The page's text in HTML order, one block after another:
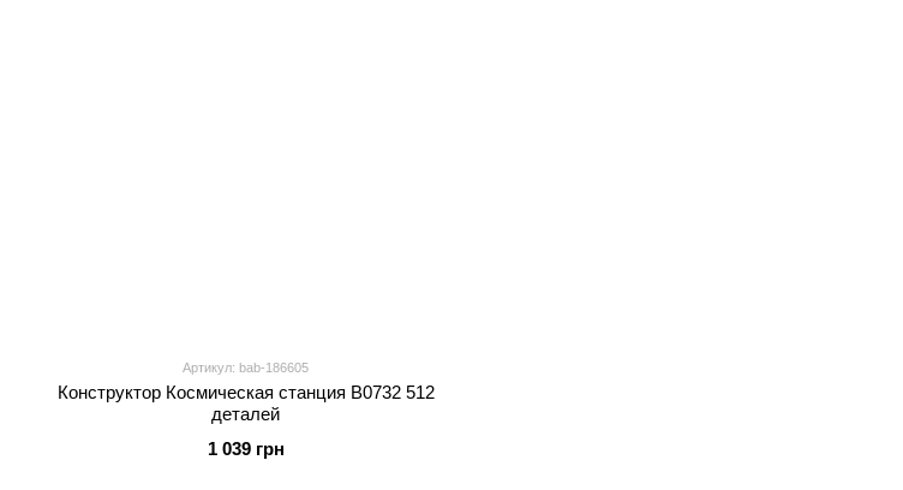
Артикул: bab-186605
Конструктор Космическая станция B0732 512
деталей
1 039 грн